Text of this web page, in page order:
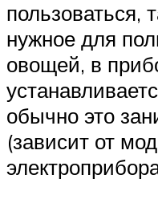
пользоваться,
нужное для
овощей, в
обычно это
(зависит от